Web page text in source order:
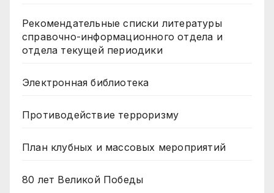
Рекомендательные списки литературы
справочно-информационного отдела и
отдела текущей периодики
Электронная библиотека
Противодействие терроризму
План клубных и массовых мероприятий
80 лет Великой Победы